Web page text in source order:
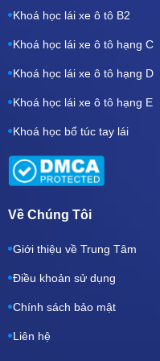
Khoá học lái xe ô tô B2
Khoá học lái xe ô tô hạng C
Khoá học lái xe ô tô hạng D
Khoá học lái xe ô tô hạng E
Khoá học bổ túc tay lái
Về Chúng Tôi
Giới thiệu về Trung Tâm
Điều khoản sử dụng
Chính sách bảo mật
Liên hệ